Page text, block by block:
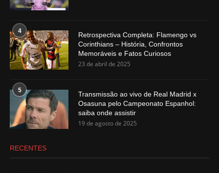
4
Retrospectiva Completa: Flamengo vs
Corinthians – História, Confrontos
Memoráveis e Fatos Curiosos
23 de abril de 2025
5
Transmissão ao vivo de Real Madrid x
Osasuna pelo Campeonato Espanhol:
saiba onde assistir
19 de agosto de 2025
RECENTES